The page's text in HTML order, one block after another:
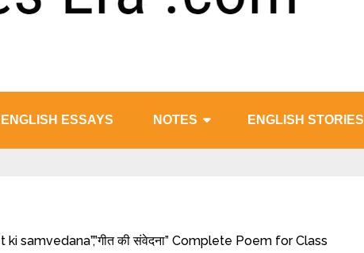
ENGLISH ESSAYS NOTES ENGLISH STORIES
samvedana”,”गीत की संवेदना” Complete Poem for Class